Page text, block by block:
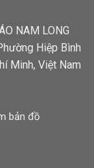
NAM LONG
Hiệp Bình
Minh, Việt Nam
bản đồ